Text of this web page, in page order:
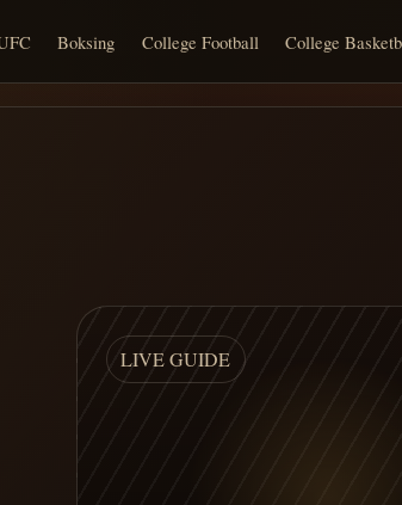
Boksing College Football College
LIVE GUIDE